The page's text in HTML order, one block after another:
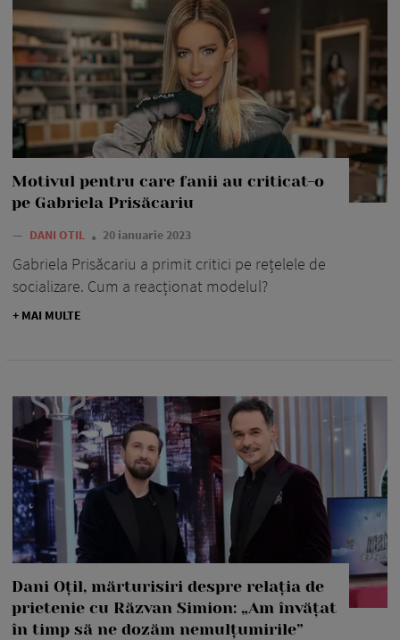
Motivul pentru care fanii au criticat-o
pe Gabriela Prisăcariu
— DANI OTIL 20 ianuarie 2023
Gabriela Prisăcariu a primit critici pe rețelele de
socializare. Cum a reacționat modelul?
+ MAI MULTE
Dani Oțil, mărturisiri despre relația de
prietenie cu Răzvan Simion: „Am învățat
în timp să ne dozăm nemulțumirile”